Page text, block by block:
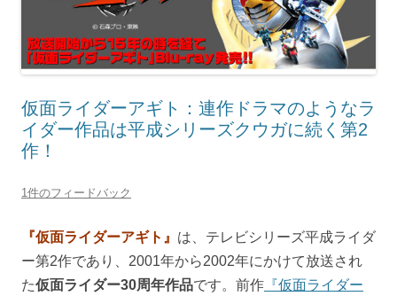
仮面ライダーアギト：連作ドラマのようなラ
イダー作品は平成シリーズクウガに続く第2
作！
1件のフィードバック
『仮面ライダーアギト』 は、テレビシリーズ平成ライダ
ー第2作であり、2001年から2002年にかけて放送され
た仮面ライダー30周年作品です。前作 『仮面ライダー